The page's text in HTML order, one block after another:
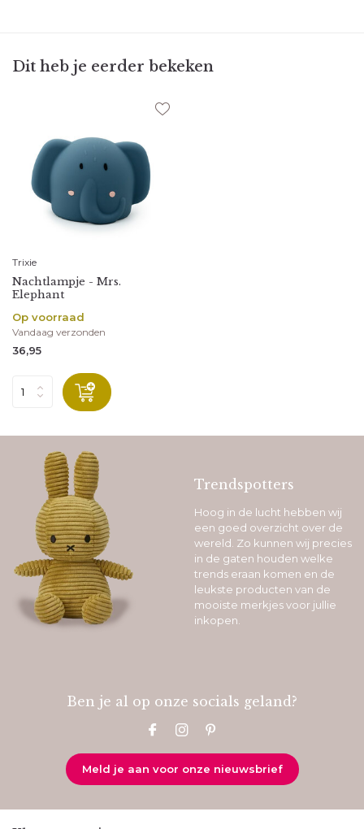
Dit heb je eerder bekeken
Trixie
Nachtlampje - Mrs.
Elephant
Op voorraad
Vandaag verzonden
36,95
Trendspotters
Hoog in de lucht hebben wij
een goed overzicht over de
wereld. Zo kunnen wij precies
in de gaten houden welke
trends eraan komen en de
leukste producten van de
mooiste merkjes voor jullie
inkopen.
Ben je al op onze socials geland?
Meld je aan voor onze nieuwsbrief